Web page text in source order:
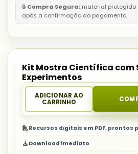
🔒 Compra Segura: material
após a confirmação do pagamento.
Kit Mostra Científica com
Experimentos
ADICIONAR AO
CARRINHO
Recursos digitais em PDF, prontos
Download imediato